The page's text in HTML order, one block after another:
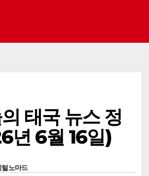
태국 뉴스 정
년 6월 16일)
털노마드